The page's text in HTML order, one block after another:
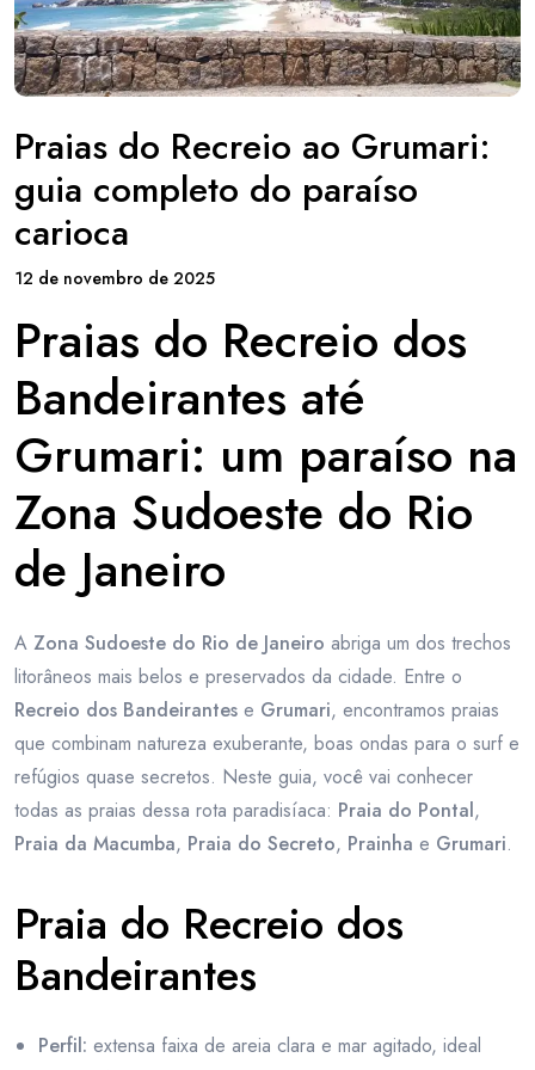
12 de novembro de 2025
Praias do Recreio ao Grumari:
guia completo do paraíso
carioca
Praias do Recreio dos
Bandeirantes até
Grumari: um paraíso na
Zona Sudoeste do Rio
de Janeiro
A Zona Sudoeste do Rio de Janeiro abriga um dos trechos
litorâneos mais belos e preservados da cidade. Entre o
Recreio dos Bandeirantes e Grumari, encontramos praias
que combinam natureza exuberante, boas ondas para o surf e
refúgios quase secretos. Neste guia, você vai conhecer
todas as praias dessa rota paradisíaca: Praia do Pontal,
Praia da Macumba, Praia do Secreto, Prainha e Grumari.
Praia do Recreio dos
Bandeirantes
Perfil: extensa faixa de areia clara e mar agitado, ideal